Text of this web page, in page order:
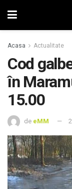
Acasa Actualitate
Cod
în
15.00
de eMM